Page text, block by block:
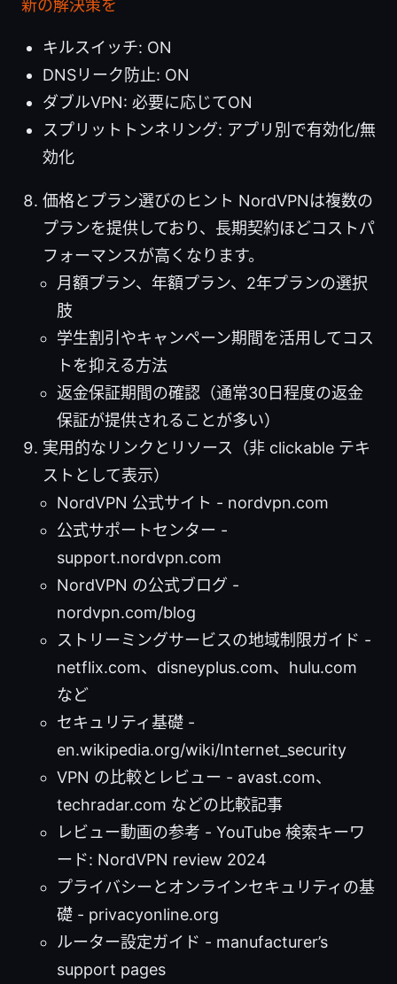
新の解決策を
キルスイッチ: ON
DNSリーク防止: ON
ダブルVPN: 必要に応じてON
スプリットトンネリング: アプリ別で有効化/無
効化
価格とプラン選びのヒント NordVPNは複数の
プランを提供しており、長期契約ほどコストパ
フォーマンスが高くなります。
月額プラン、年額プラン、2年プランの選択
肢
学生割引やキャンペーン期間を活用してコス
トを抑える方法
返金保証期間の確認（通常30日程度の返金
保証が提供されることが多い）
実用的なリンクとリソース（非 clickable テキ
ストとして表示）
NordVPN 公式サイト - nordvpn.com
公式サポートセンター -
support.nordvpn.com
NordVPN の公式ブログ -
nordvpn.com/blog
ストリーミングサービスの地域制限ガイド -
netflix.com、disneyplus.com、hulu.com
など
セキュリティ基礎 -
en.wikipedia.org/wiki/Internet_security
VPN の比較とレビュー - avast.com、
techradar.com などの比較記事
レビュー動画の参考 - YouTube 検索キーワ
ード: NordVPN review 2024
プライバシーとオンラインセキュリティの基
礎 - privacyonline.org
ルーター設定ガイド - manufacturer’s
support pages